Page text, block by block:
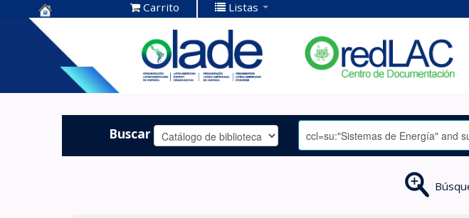
Centro de
Documentación
OLADE -
Carrito Listas
Buscar